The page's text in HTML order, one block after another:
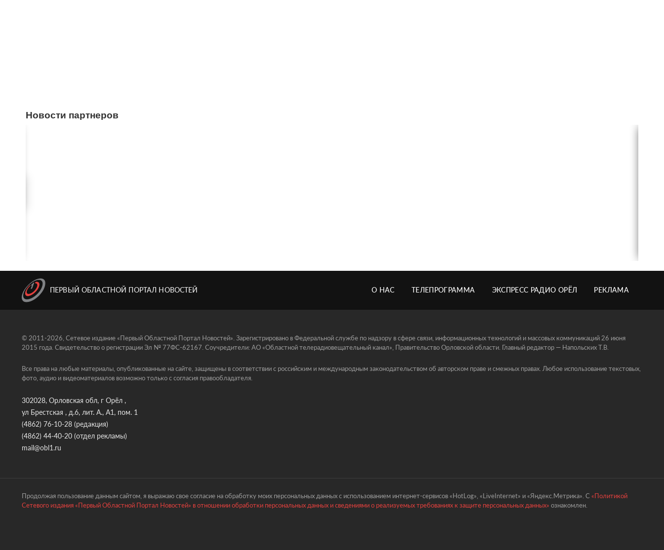
Новости партнеров
ПЕРВЫЙ ОБЛАСТНОЙ ПОРТАЛ НОВОСТЕЙ О НАС ТЕЛЕПРОГРАММА ЭКСПРЕСС РАДИО ОРЁЛ РЕКЛАМА
© 2011-2026, Сетевое издание «Первый Областной Портал Новостей». Зарегистрировано в Федеральной службе по надзору в сфере связи, информационных технологий и массовых коммуникаций 26 июня
2015 года. Свидетельство о регистрации Эл № 77ФС-62167. Соучредители: АО «Областной телерадиовещательный канал», Правительство Орловской области. Главный редактор — Напольских Т.В.
Все права на любые материалы, опубликованные на сайте, защищены в соответствии с российским и международным законодательством об авторском праве и смежных правах. Любое использование текстовых,
фото, аудио и видеоматериалов возможно только с согласия правообладателя.
302028, Орловская обл, г Орёл ,
ул Брестская , д.6, лит. А., А1, пом. 1
(4862) 76-10-28 (редакция)
(4862) 44-40-20 (отдел рекламы)
mail@obl1.ru
Продолжая пользование данным сайтом, я выражаю свое согласие на обработку моих персональных данных с использованием интернет-сервисов «HotLog», «LiveInternet» и «Яндекс.Метрика». С«Политикой
Сетевого издания «Первый Областной Портал Новостей» в отношении обработки персональных данных и сведениями о реализуемых требованиях к защите персональных данных»ознакомлен.